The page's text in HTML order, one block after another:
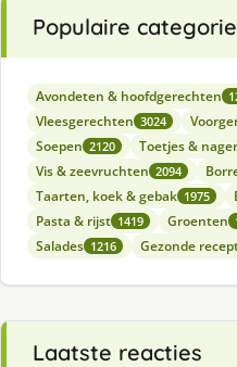
Populaire
Avondeten & hoofdgerechten
Vleesgerechten 3024
Soepen 2120 Toetjes &
Vis & zeevruchten 2094
Taarten, koek & gebak 1975
Pasta & rijst 1419 Groenten
Salades 1216 Gezonde
Laatste reacties